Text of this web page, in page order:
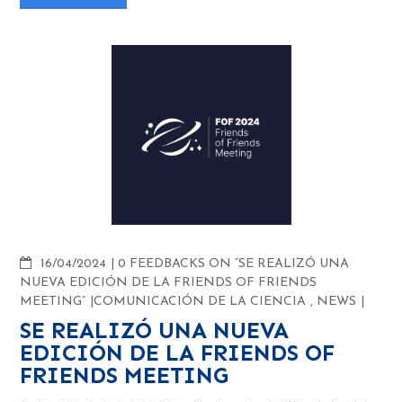
16/04/2024 COMMENTS
0 FEEDBACKS ON “SE REALIZÓ UNA
NUEVA EDICIÓN DE LA FRIENDS OF FRIENDS
MEETING”
COMUNICACIÓN DE LA CIENCIA , NEWS
SE REALIZÓ UNA NUEVA
EDICIÓN DE LA FRIENDS OF
FRIENDS MEETING